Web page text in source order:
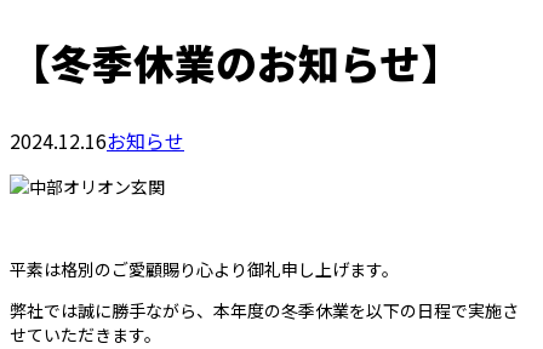
【冬季休業のお知らせ】
2024.12.16お知らせ
平素は格別のご愛顧賜り心より御礼申し上げます。
弊社では誠に勝手ながら、本年度の冬季休業を以下の日程で実施さ
せていただきます。